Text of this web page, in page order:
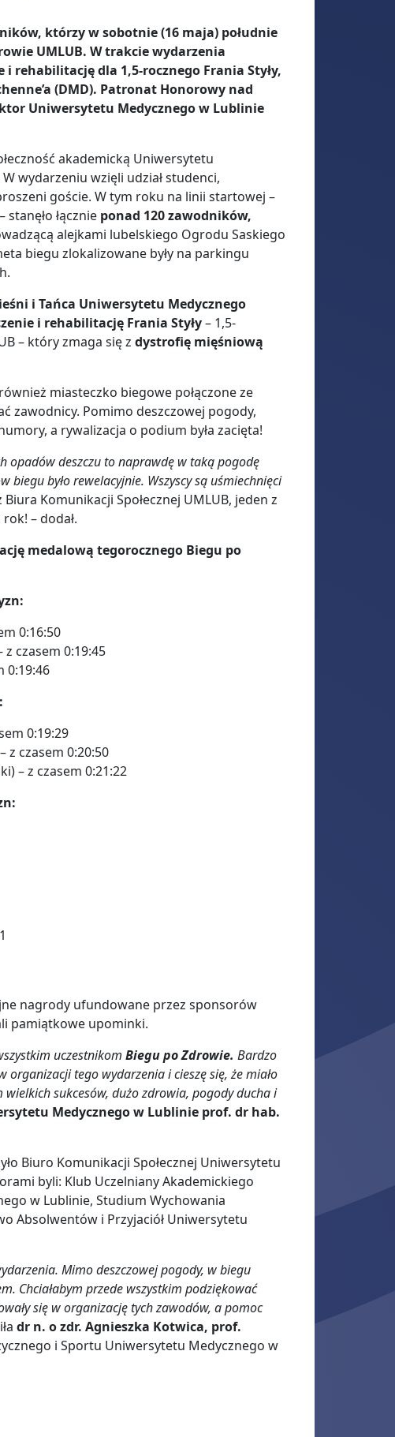
którzy w sobotnie (16 maja) południe
UMLUB. W trakcie wydarzenia
rehabilitację dla 1,5-rocznego Frania Styły,
(DMD). Patronat Honorowy nad
Uniwersytetu Medycznego w Lublinie
akademicką Uniwersytetu
wydarzeniu wzięli udział studenci,
goście. W tym roku na linii startowej –
łącznie ponad 120 zawodników,
alejkami lubelskiego Ogrodu Saskiego
biegu zlokalizowane były na parkingu
i Tańca Uniwersytetu Medycznego
i rehabilitację Frania Styły– 1,5-
– który zmaga się z dystrofię mięśniową
miasteczko biegowe połączone ze
zawodnicy. Pomimo deszczowej pogody,
a rywalizacja o podium była zacięta!
opadów deszczu to naprawdę w taką pogodę
biegu było rewelacyjnie. Wszyscy są uśmiechnięci
Biura Komunikacji Społecznej UMLUB, jeden z
– dodał.
medalową tegorocznego Biegu po
0:16:50
z czasem 0:19:45
0:19:46
0:19:29
z czasem 0:20:50
– z czasem 0:21:22
nagrody ufundowane przez sponsorów
pamiątkowe upominki.
uczestnikom Biegu po Zdrowie. Bardzo
tego wydarzenia i cieszę się, że miało
sukcesów, dużo zdrowia, pogody ducha i
Medycznego w Lublinie prof. dr hab.
Biuro Komunikacji Społecznej Uniwersytetu
byli: Klub Uczelniany Akademickiego
w Lublinie, Studium Wychowania
Absolwentów i Przyjaciół Uniwersytetu
Mimo deszczowej pogody, w biegu
Chciałabym przede wszystkim podziękować
się w organizację tych zawodów, a pomoc
dr n. o zdr. Agnieszka Kotwica, prof.
i Sportu Uniwersytetu Medycznego w